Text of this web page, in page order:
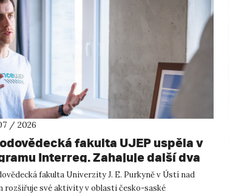
/ 2026
fakulta UJEP uspěla v
Interreg. Zahajuje další dva
projekty se saskými
fakulta Univerzity J. E. Purkyně v Ústí nad
rozšiřuje své aktivity v oblasti česko-saské